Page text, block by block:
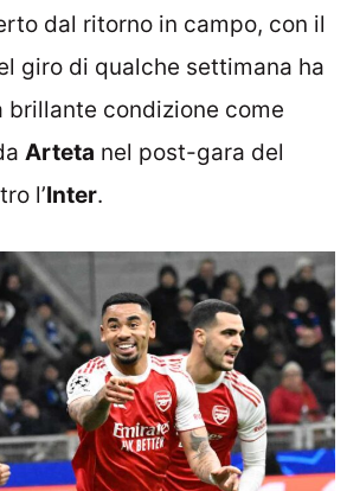
dal ritorno in campo, con il
giro di qualche settimana ha
brillante condizione come
Arteta nel post-gara del
l’Inter.